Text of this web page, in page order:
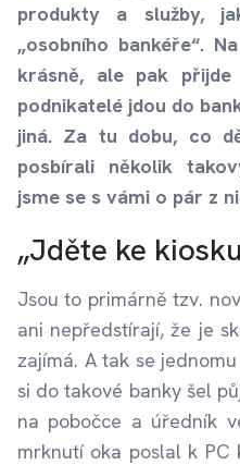
produkty a služby,
„osobního bankéře“.
krásně, ale pak
podnikatelé jdou do
jiná. Za tu dobu, co
posbírali několik
jsme se s vámi o pár z
„Jděte ke
Jsou to primárně tzv.
ani nepředstírají, že je
zajímá. A tak se
si do takové banky šel
na pobočce a úředník
mrknutí oka poslal k PC